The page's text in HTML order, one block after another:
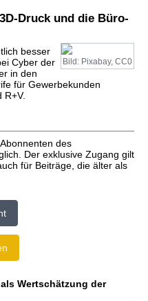
Druck und die Büro-
Bild: Pixabay, CC0
besser
Cyber der
in den
für Gewerbekunden
R+V.
des
Der exklusive Zugang gilt
für Beiträge, die älter als
Wertschätzung der